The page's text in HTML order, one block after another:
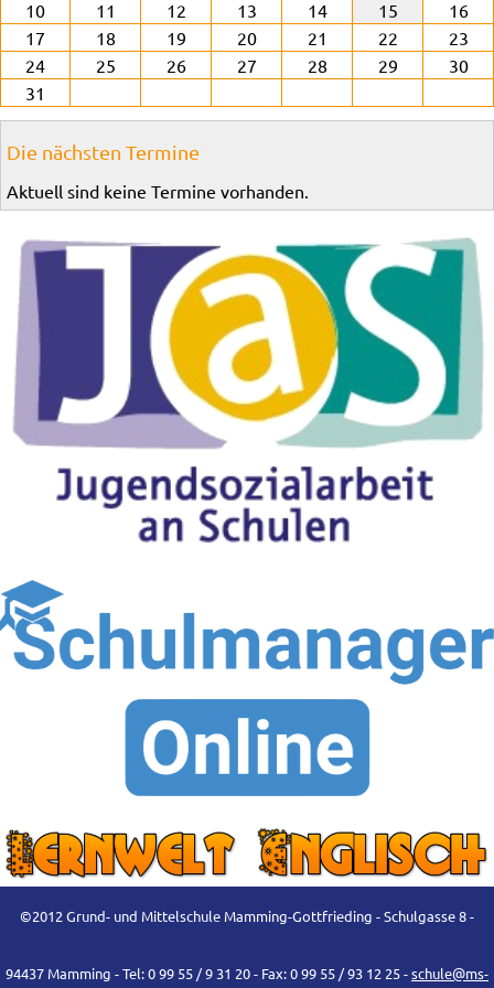
10
11 12 13 14 15
16
17
18 19 20 21 22
23
24
25 26 27 28 29
30
31
Die nächsten Termine
Aktuell sind keine Termine vorhanden.
©2012 Grund- und Mittelschule Mamming-Gottfrieding - Schulgasse 8 -
94437 Mamming - Tel: 0 99 55 / 9 31 20 - Fax: 0 99 55 / 93 12 25 -schule@ms-